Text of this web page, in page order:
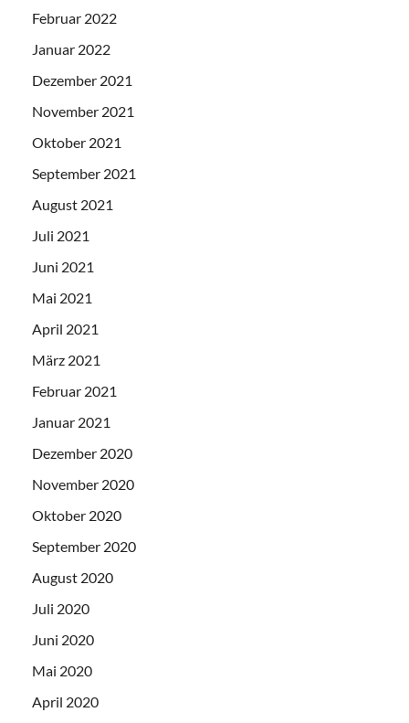
Februar 2022
Januar 2022
Dezember 2021
November 2021
Oktober 2021
September 2021
August 2021
Juli 2021
Juni 2021
Mai 2021
April 2021
März 2021
Februar 2021
Januar 2021
Dezember 2020
November 2020
Oktober 2020
September 2020
August 2020
Juli 2020
Juni 2020
Mai 2020
April 2020